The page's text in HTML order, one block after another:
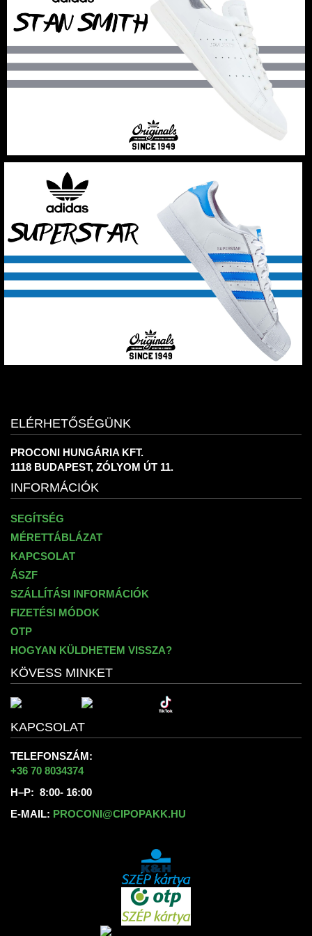
ELÉRHETŐSÉGÜNK
PROCONI HUNGÁRIA KFT.
1118 BUDAPEST, ZÓLYOM ÚT 11.
INFORMÁCIÓK
SEGÍTSÉG
MÉRETTÁBLÁZAT
KAPCSOLAT
ÁSZF
SZÁLLÍTÁSI INFORMÁCIÓK
FIZETÉSI MÓDOK
OTP
HOGYAN KÜLDHETEM VISSZA?
KÖVESS MINKET
KAPCSOLAT
TELEFONSZÁM:
+36 70 8034374
H–P: 8:00- 16:00
E-MAIL: PROCONI@CIPOPAKK.HU